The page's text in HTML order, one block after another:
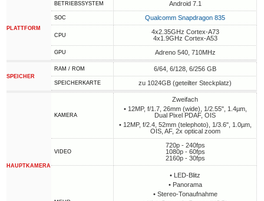
PLATTFORM
BETRIEBSSYSTEM Android 7.1
SOC Qualcomm Snapdragon 835
CPU
4x2.35GHz Cortex-A73
4x1.9GHz Cortex-A53
GPU Adreno 540, 710MHz
SPEICHER
RAM / ROM 6/64, 6/128, 6/256 GB
SPEICHERKARTE zu 1024GB (geteilter Steckplatz)
HAUPTKAMERA
KAMERA
Zweifach
• 12MP, f/1.7, 26mm (wide), 1/2.55", 1.4µm,
Dual Pixel PDAF, OIS
• 12MP, f/2.4, 52mm (telephoto), 1/3.6", 1.0µm,
OIS, AF, 2x optical zoom
VIDEO
720p - 240fps
1080p - 60fps
2160p - 30fps
• LED-Blitz
• Panorama
• Stereo-Tonaufnahme